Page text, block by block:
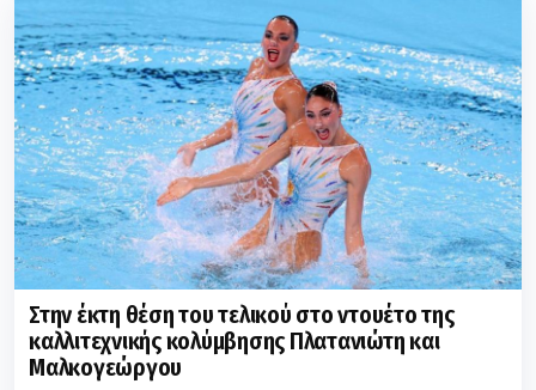
Στην έκτη θέση του τελικού στο ντουέτο της
καλλιτεχνικής κολύμβησης Πλατανιώτη και
Μαλκογεώργου